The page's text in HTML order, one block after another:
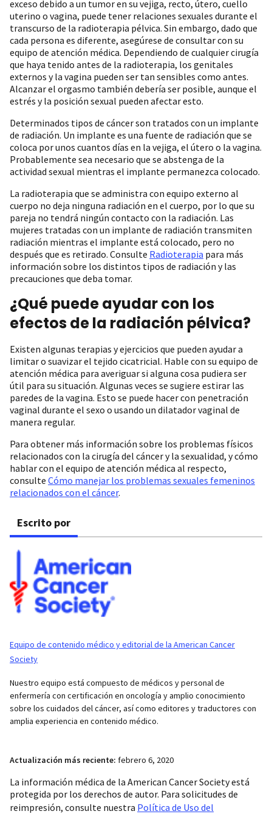
exceso debido a un tumor en su vejiga, recto, útero, cuello
uterino o vagina, puede tener relaciones sexuales durante el
transcurso de la radioterapia pélvica. Sin embargo, dado que
cada persona es diferente, asegúrese de consultar con su
equipo de atención médica. Dependiendo de cualquier cirugía
que haya tenido antes de la radioterapia, los genitales
externos y la vagina pueden ser tan sensibles como antes.
Alcanzar el orgasmo también debería ser posible, aunque el
estrés y la posición sexual pueden afectar esto.
Determinados tipos de cáncer son tratados con un implante
de radiación. Un implante es una fuente de radiación que se
coloca por unos cuantos días en la vejiga, el útero o la vagina.
Probablemente sea necesario que se abstenga de la
actividad sexual mientras el implante permanezca colocado.
La radioterapia que se administra con equipo externo al
cuerpo no deja ninguna radiación en el cuerpo, por lo que su
pareja no tendrá ningún contacto con la radiación. Las
mujeres tratadas con un implante de radiación transmiten
radiación mientras el implante está colocado, pero no
después que es retirado. Consulte Radioterapia para más
información sobre los distintos tipos de radiación y las
precauciones que deba tomar.
¿Qué puede ayudar con los
efectos de la radiación pélvica?
Existen algunas terapias y ejercicios que pueden ayudar a
limitar o suavizar el tejido cicatricial. Hable con su equipo de
atención médica para averiguar si alguna cosa pudiera ser
útil para su situación. Algunas veces se sugiere estirar las
paredes de la vagina. Esto se puede hacer con penetración
vaginal durante el sexo o usando un dilatador vaginal de
manera regular.
Para obtener más información sobre los problemas físicos
relacionados con la cirugía del cáncer y la sexualidad, y cómo
hablar con el equipo de atención médica al respecto,
consulte Cómo manejar los problemas sexuales femeninos
relacionados con el cáncer.
Escrito por
Equipo de contenido médico y editorial de la American Cancer
Society
Nuestro equipo está compuesto de médicos y personal de
enfermería con certificación en oncología y amplio conocimiento
sobre los cuidados del cáncer, así como editores y traductores con
amplia experiencia en contenido médico.
Actualización más reciente: febrero 6, 2020
La información médica de la American Cancer Society está
protegida por los derechos de autor. Para solicitudes de
reimpresión, consulte nuestra Política de Uso del